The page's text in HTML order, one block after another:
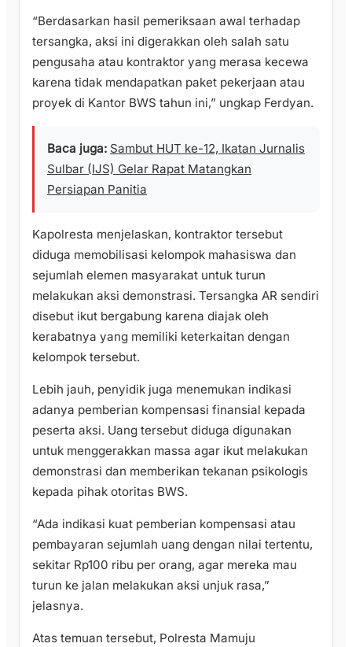
“Berdasarkan hasil pemeriksaan awal terhadap
tersangka, aksi ini digerakkan oleh salah satu
pengusaha atau kontraktor yang merasa kecewa
karena tidak mendapatkan paket pekerjaan atau
proyek di Kantor BWS tahun ini,” ungkap Ferdyan.
Baca juga: Sambut HUT ke-12, Ikatan Jurnalis
Sulbar (IJS) Gelar Rapat Matangkan
Persiapan Panitia
Kapolresta menjelaskan, kontraktor tersebut
diduga memobilisasi kelompok mahasiswa dan
sejumlah elemen masyarakat untuk turun
melakukan aksi demonstrasi. Tersangka AR sendiri
disebut ikut bergabung karena diajak oleh
kerabatnya yang memiliki keterkaitan dengan
kelompok tersebut.
Lebih jauh, penyidik juga menemukan indikasi
adanya pemberian kompensasi finansial kepada
peserta aksi. Uang tersebut diduga digunakan
untuk menggerakkan massa agar ikut melakukan
demonstrasi dan memberikan tekanan psikologis
kepada pihak otoritas BWS.
“Ada indikasi kuat pemberian kompensasi atau
pembayaran sejumlah uang dengan nilai tertentu,
sekitar Rp100 ribu per orang, agar mereka mau
turun ke jalan melakukan aksi unjuk rasa,”
jelasnya.
Atas temuan tersebut, Polresta Mamuju